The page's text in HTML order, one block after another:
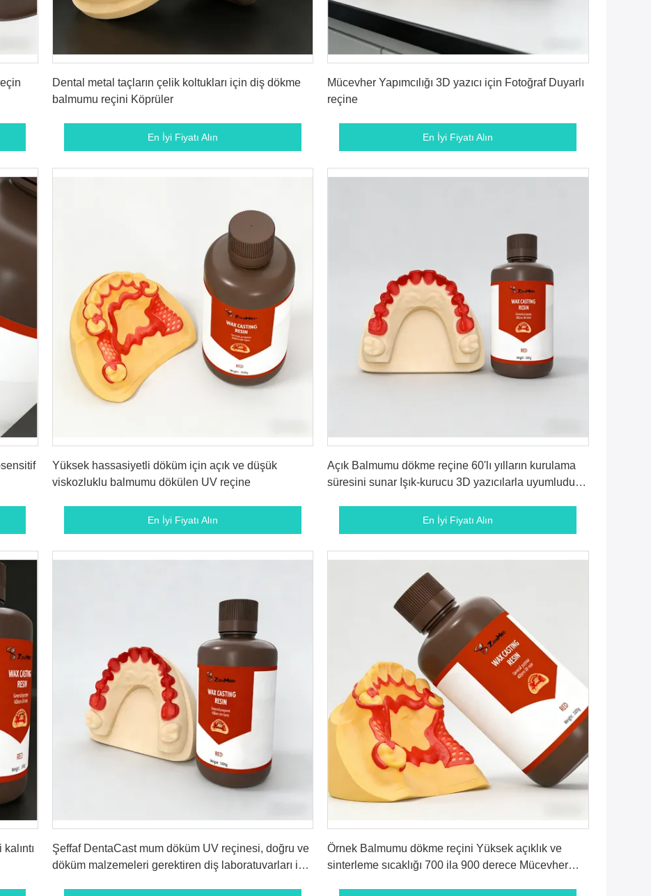
Dental metal taçların çelik koltukları için diş dökme
balmumu reçini Köprüler
En İyi Fiyatı Alın
Mücevher Yapımcılığı 3D yazıcı için Fotoğraf Duyarlı
reçine
En İyi Fiyatı Alın
Yüksek hassasiyetli döküm için açık ve düşük
viskozluklu balmumu dökülen UV reçine
En İyi Fiyatı Alın
Açık Balmumu dökme reçine 60'lı yılların kurulama
süresini sunar Işık-kurucu 3D yazıcılarla uyumludur
En İyi Fiyatı Alın
Şeffaf DentaCast mum döküm UV reçinesi, doğru ve
döküm malzemeleri gerektiren diş laboratuvarları için
Örnek Balmumu dökme reçini Yüksek açıklık ve
sinterleme sıcaklığı 700 ila 900 derece Mücevher